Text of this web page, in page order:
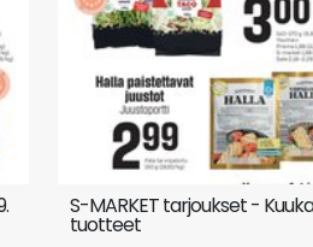
S-MARKET tarjoukset -
tuotteet